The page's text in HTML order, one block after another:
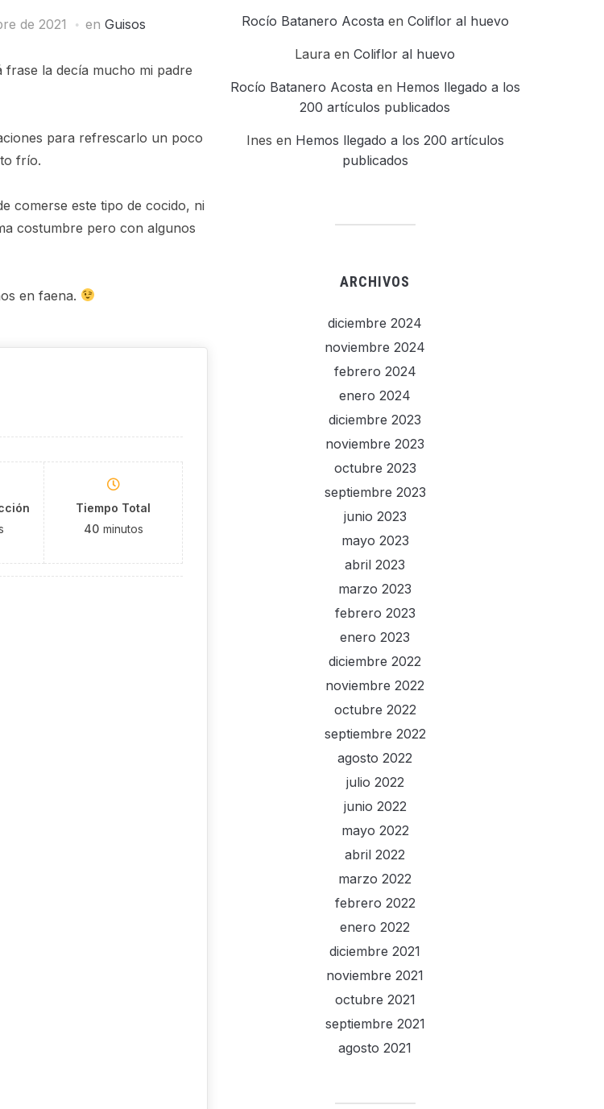
de 2021 en Guisos
frase la decía mucho mi padre
para refrescarlo un poco
frío.
comerse este tipo de cocido, ni
costumbre pero con algunos
en faena.
Tiempo Total
40 minutos
Rocío Batanero Acosta en Coliflor al huevo
Laura en Coliflor al huevo
Rocío Batanero Acosta en Hemos llegado a los
200 artículos publicados
Ines en Hemos llegado a los 200 artículos
publicados
ARCHIVOS
diciembre 2024
noviembre 2024
febrero 2024
enero 2024
diciembre 2023
noviembre 2023
octubre 2023
septiembre 2023
junio 2023
mayo 2023
abril 2023
marzo 2023
febrero 2023
enero 2023
diciembre 2022
noviembre 2022
octubre 2022
septiembre 2022
agosto 2022
julio 2022
junio 2022
mayo 2022
abril 2022
marzo 2022
febrero 2022
enero 2022
diciembre 2021
noviembre 2021
octubre 2021
septiembre 2021
agosto 2021